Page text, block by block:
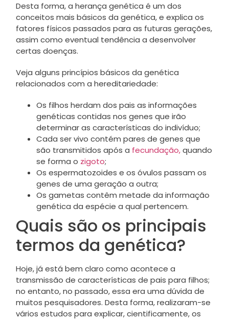
Desta forma, a herança genética é um dos
conceitos mais básicos da genética, e explica os
fatores físicos passados para as futuras gerações,
assim como eventual tendência a desenvolver
certas doenças.
Veja alguns princípios básicos da genética
relacionados com a hereditariedade:
Os filhos herdam dos pais as informações
genéticas contidas nos genes que irão
determinar as características do indivíduo;
Cada ser vivo contém pares de genes que
são transmitidos após a fecundação,quando
se forma o zigoto;
Os espermatozoides e os óvulos passam os
genes de uma geração a outra;
Os gametas contêm metade da informação
genética da espécie a qual pertencem.
Quais são os principais
termos da genética?
Hoje, já está bem claro como acontece a
transmissão de características de pais para filhos;
no entanto, no passado, essa era uma dúvida de
muitos pesquisadores. Desta forma, realizaram-se
vários estudos para explicar, cientificamente, os